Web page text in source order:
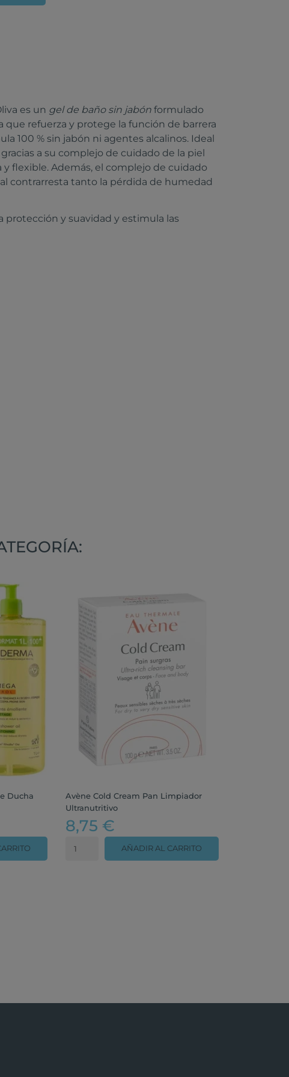
es un gel de baño sin jabónformulado
que refuerza y protege la función de barrera
100 % sin jabón ni agentes alcalinos. Ideal
a su complejo de cuidado de la piel
flexible. Además, el complejo de cuidado
contrarresta tanto la pérdida de humedad
protección y suavidad y estimula las
Ducha
Avène Cold Cream Pan Limpiador
Ultranutritivo
8,75 €
AÑADIR AL CARRITO